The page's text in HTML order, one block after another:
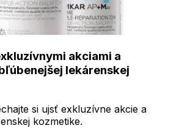
akciami a
lekárenskej
si ujsť exkluzívne akcie a
kozmetike.